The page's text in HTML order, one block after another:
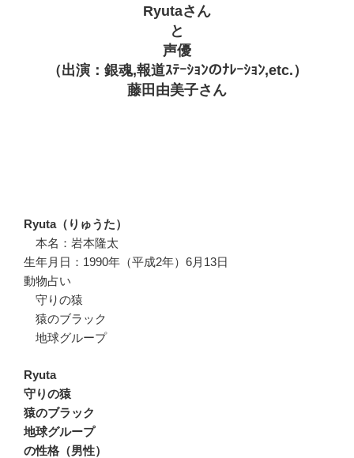
Ryutaさん
と
声優
（出演：銀魂,報道ｽﾃｰｼｮﾝのﾅﾚｰｼｮﾝ,etc.）
藤田由美子さん
Ryuta（りゅうた）
本名：岩本隆太
生年月日：1990年（平成2年）6月13日
動物占い
守りの猿
猿のブラック
地球グループ
Ryuta
守りの猿
猿のブラック
地球グループ
の性格（男性）